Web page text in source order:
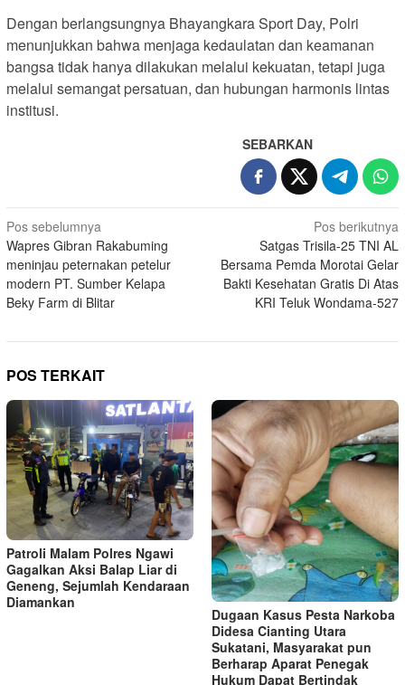
Dengan berlangsungnya Bhayangkara Sport Day, Polri
menunjukkan bahwa menjaga kedaulatan dan keamanan
bangsa tidak hanya dilakukan melalui kekuatan, tetapi juga
melalui semangat persatuan, dan hubungan harmonis lintas
institusi.
SEBARKAN
Navigasi
pos
Pos sebelumnya
Wapres Gibran Rakabuming
meninjau peternakan petelur
modern PT. Sumber Kelapa
Beky Farm di Blitar
Pos berikutnya
Satgas Trisila-25 TNI AL
Bersama Pemda Morotai Gelar
Bakti Kesehatan Gratis Di Atas
KRI Teluk Wondama-527
POS TERKAIT
Patroli Malam Polres Ngawi
Gagalkan Aksi Balap Liar di
Geneng, Sejumlah Kendaraan
Diamankan
Dugaan Kasus Pesta Narkoba
Didesa Cianting Utara
Sukatani, Masyarakat pun
Berharap Aparat Penegak
Hukum Dapat Bertindak